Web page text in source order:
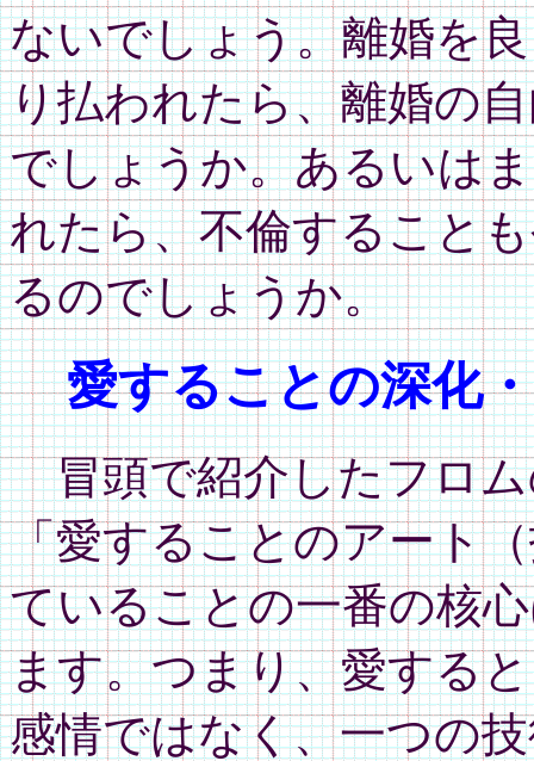
ないでしょう。離婚を
り払われたら、離婚の
でしょうか。あるいは
れたら、不倫すること
るのでしょうか。
愛することの深化
冒頭で紹介したフロム
「愛することのアート
ていることの一番の核
ます。つまり、愛する
感情ではなく、一つの